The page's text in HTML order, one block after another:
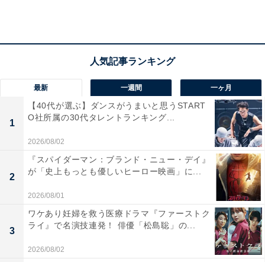
ベルギー1部のシントトロイデンで定位置をつかんでい
る彼は、ベネズエラ戦で自身2試合目の出場を果たし
た。アジアの戦いでは、相手のロングボールを跳ね返す
高さを問われる場面が少なくない。188センチの高さを
持つ冨安は、その意味でも適任だ。攻撃の起点となる球
出しにも期待が持てる。
森保監督が頭を悩ませているのは、GKと左サイドバック
だろう。
最新 一週間 一ヶ月
1
【40代が選ぶ】ダンスがうまいと思うSTART
O社所属の30代タレントランキング...
2026/08/02
2
『スパイダーマン：ブランド・ニュー・デイ』
が「史上もっとも優しいヒーロー映画」に...
2026/08/01
3
ワケあり妊婦を救う医療ドラマ『ファーストク
ライ』で名演技連発！ 俳優「松島聡」の...
2026/08/02